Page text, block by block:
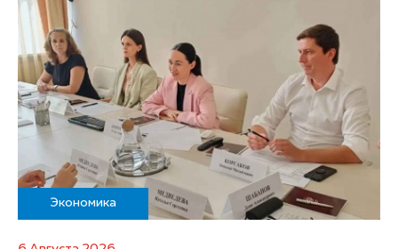
Экономика